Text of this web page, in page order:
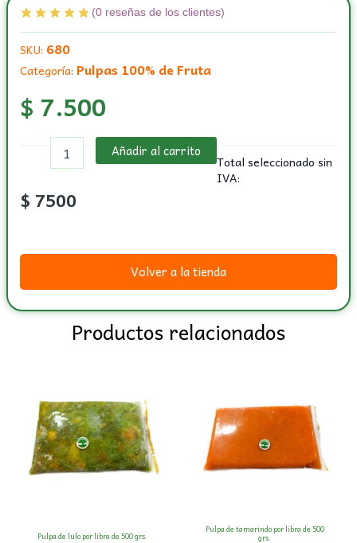
(0reseñas de los clientes)
SKU: 680
Categoría: Pulpas 100% de Fruta
$ 7.500
costeño
por
500
cantidad
Añadir al carrito
Total seleccionado sin
IVA:
$ 7500
Volver a la tienda
Productos relacionados
Pulpa de lulo por libra de 500 grs.
Pulpa de tamarindo por libra de 500
grs.